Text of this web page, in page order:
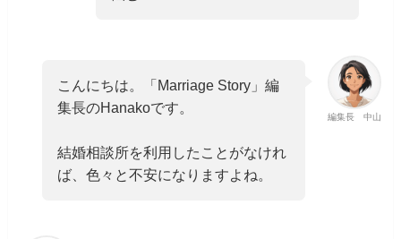
編集長 中山
こんにちは。「Marriage Story」編
集長のHanakoです。
結婚相談所を利用したことがなけれ
ば、色々と不安になりますよね。